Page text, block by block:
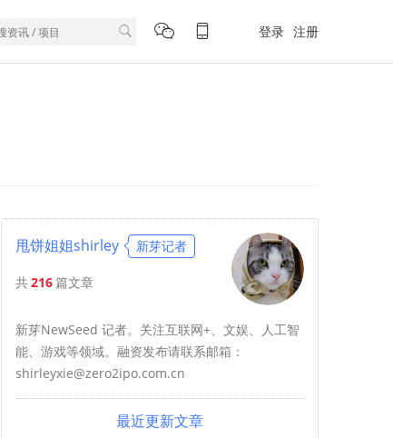
登录 注册
甩饼姐姐shirley 新芽记者
共216篇文章
新芽NewSeed 记者。关注互联网+、文娱、人工智
能、游戏等领域。融资发布请联系邮箱：
shirleyxie@zero2ipo.com.cn
最近更新文章